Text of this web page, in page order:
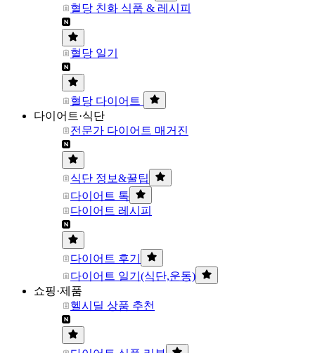
혈당 친화 식품 & 레시피
혈당 일기
혈당 다이어트
다이어트·식단
전문가 다이어트 매거진
식단 정보&꿀팁
다이어트 톡
다이어트 레시피
다이어트 후기
다이어트 일기(식단,운동)
쇼핑·제품
헬시딜 상품 추천